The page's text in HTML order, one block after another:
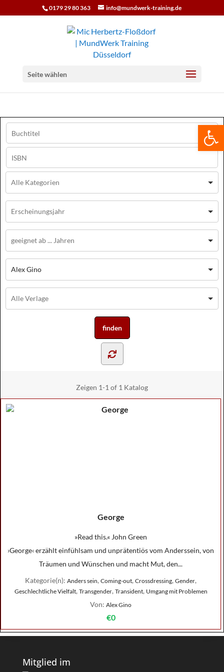
0179 29 80 363 info@mundwerk-training.de
Seite wählen
Alex Gino
Zeigen 1-1 of 1 Katalog
George
»Read this.« John Green
›George‹ erzählt einfühlsam und unprätentiös vom Anderssein, von
Träumen und Wünschen und macht Mut, den...
Kategorie(n): Anders sein, Coming-out, Crossdressing, Gender,
Geschlechtliche Vielfalt, Transgender, Transident, Umgang mit Problemen
Von: Alex Gino
€0
Mitglied im